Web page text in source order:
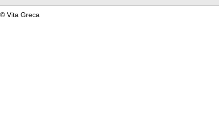
© Vita Greca